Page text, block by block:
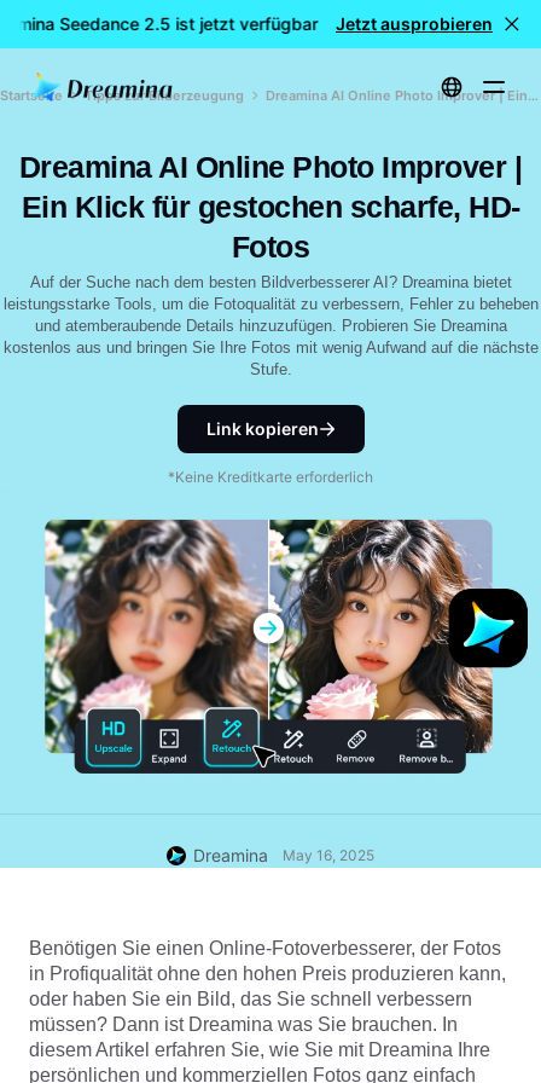
Seedance 2.5 ist jetzt verfügbar 🎉 Neues Modell
Jetzt ausprobieren
Startseite Tipps zur Bilderzeugung Dreamina AI Online Photo Improver | Ein Klick für gestochen scharfe, HD-Fotos
Dreamina AI Online Photo Improver |
Ein Klick für gestochen scharfe, HD-
Fotos
Auf der Suche nach dem besten Bildverbesserer AI? Dreamina bietet
leistungsstarke Tools, um die Fotoqualität zu verbessern, Fehler zu beheben
und atemberaubende Details hinzuzufügen. Probieren Sie Dreamina
kostenlos aus und bringen Sie Ihre Fotos mit wenig Aufwand auf die nächste
Stufe.
Link kopieren
*Keine Kreditkarte erforderlich
Dreamina May 16, 2025
Benötigen Sie einen Online-Fotoverbesserer, der Fotos
in Profiqualität ohne den hohen Preis produzieren kann,
oder haben Sie ein Bild, das Sie schnell verbessern
müssen? Dann ist Dreamina was Sie brauchen. In
diesem Artikel erfahren Sie, wie Sie mit Dreamina Ihre
persönlichen und kommerziellen Fotos ganz einfach